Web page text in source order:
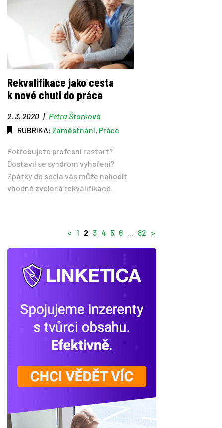
Rekvalifikace jako cesta
k nové chuti do práce
2. 3. 2020 | Petra Štorková
RUBRIKA: Zaměstnání, Práce
Potřebujete profesní restart?
Dostavil se syndrom vyhoření?
Zpátky do sedla vás může nahodit
vhodně zvolená rekvalifikace.
< 1 2 3 4 5 6 ... 82 >